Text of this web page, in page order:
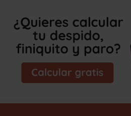
Nuevo libro de Jorge
guía paso a paso para tu
¡Consíguelo